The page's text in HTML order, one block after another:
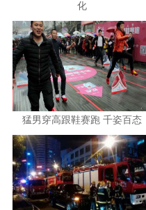
化
猛男穿高跟鞋赛跑 千姿百态